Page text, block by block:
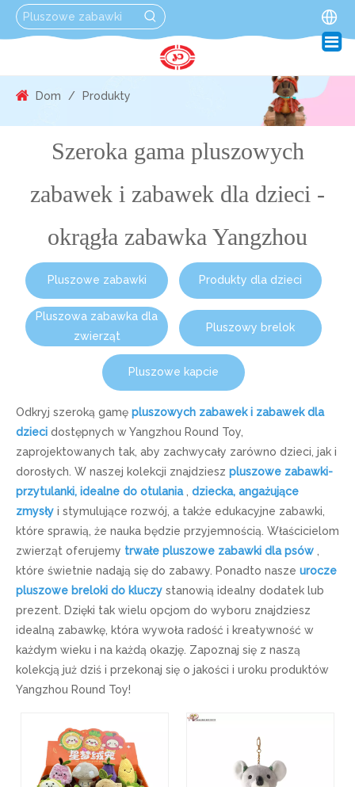
Dom / Produkty
Szeroka gama pluszowych
zabawek i zabawek dla dzieci -
okrągła zabawka Yangzhou
Pluszowe zabawki Produkty dla dzieci
Pluszowa zabawka dla
zwierząt
Pluszowy brelok
Pluszowe kapcie
Odkryj szeroką gamę pluszowych zabawek i zabawek dla
dzieci dostępnych w Yangzhou Round Toy,
zaprojektowanych tak, aby zachwycały zarówno dzieci, jak i
dorosłych. W naszej kolekcji znajdziesz pluszowe zabawki-
przytulanki, idealne do otulania
dziecka, angażujące
zmysły i stymulujące rozwój, a także edukacyjne zabawki,
które sprawią, że nauka będzie przyjemnością. Właścicielom
zwierząt oferujemy trwałe pluszowe zabawki dla psów
które świetnie nadają się do zabawy. Ponadto nasze urocze
pluszowe breloki do kluczy stanowią idealny dodatek lub
prezent. Dzięki tak wielu opcjom do wyboru znajdziesz
idealną zabawkę, która wywoła radość i kreatywność w
każdym wieku i na każdą okazję. Zapoznaj się z naszą
kolekcją już dziś i przekonaj się o jakości i uroku produktów
Yangzhou Round Toy!